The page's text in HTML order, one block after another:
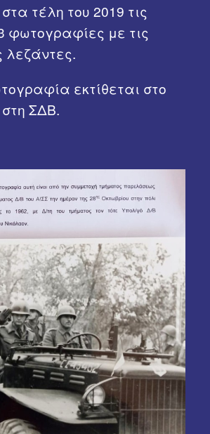
τέλη του 2019 τις
με τις
λεζάντες.
εκτίθεται στο
ΣΔΒ.